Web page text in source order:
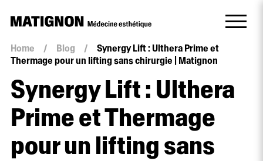
Home / Blog /
Synergy Lift : Ulthera Prime et
Thermage pour un lifting sans chirurgie | Matignon
Synergy Lift : Ulthera
Prime et Thermage
pour un lifting sans